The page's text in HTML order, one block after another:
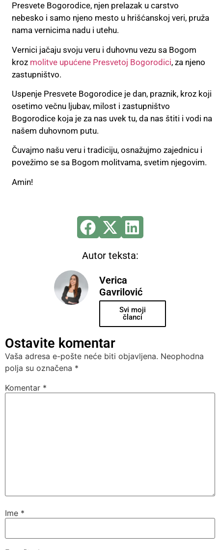
Presvete Bogorodice, njen prelazak u carstvo
nebesko i samo njeno mesto u hrišćanskoj veri, pruža
nama vernicima nadu i utehu.
Vernici jačaju svoju veru i duhovnu vezu sa Bogom
kroz molitve upućene Presvetoj Bogorodici, za njeno
zastupništvo.
Uspenje Presvete Bogorodice je dan, praznik, kroz koji
osetimo večnu ljubav, milost i zastupništvo
Bogorodice koja je za nas uvek tu, da nas štiti i vodi na
našem duhovnom putu.
Čuvajmo našu veru i tradiciju, osnažujmo zajednicu i
povežimo se sa Bogom molitvama, svetim njegovim.
Amin!
Verica
Gavrilović
Svi moji
članci
Autor teksta:
Ostavite komentar
Vaša adresa e-pošte neće biti objavljena. Neophodna
polja su označena *
Komentar *
Ime *